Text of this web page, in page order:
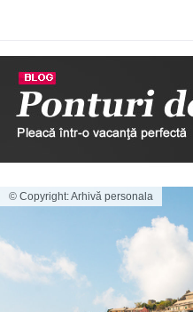
© Copyright: Arhivă personala